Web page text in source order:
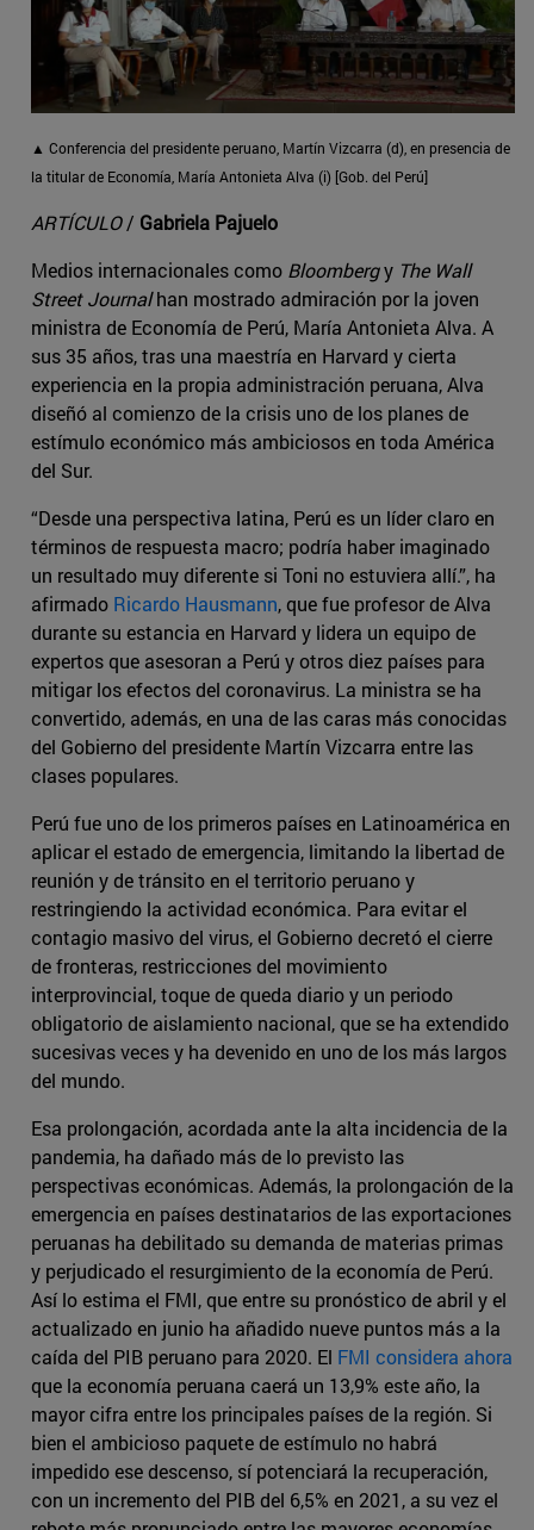
▲ Conferencia del presidente peruano, Martín Vizcarra (d), en presencia de
la titular de Economía, María Antonieta Alva (i) [Gob. del Perú]
ARTÍCULO/ Gabriela Pajuelo
Medios internacionales como Bloombergy The Wall
Street Journalhan mostrado admiración por la joven
ministra de Economía de Perú, María Antonieta Alva. A
sus 35 años, tras una maestría en Harvard y cierta
experiencia en la propia administración peruana, Alva
diseñó al comienzo de la crisis uno de los planes de
estímulo económico más ambiciosos en toda América
del Sur.
“Desde una perspectiva latina, Perú es un líder claro en
términos de respuesta macro; podría haber imaginado
un resultado muy diferente si Toni no estuviera allí.”, ha
afirmado Ricardo Hausmann, que fue profesor de Alva
durante su estancia en Harvard y lidera un equipo de
expertos que asesoran a Perú y otros diez países para
mitigar los efectos del coronavirus. La ministra se ha
convertido, además, en una de las caras más conocidas
del Gobierno del presidente Martín Vizcarra entre las
clases populares.
Perú fue uno de los primeros países en Latinoamérica en
aplicar el estado de emergencia, limitando la libertad de
reunión y de tránsito en el territorio peruano y
restringiendo la actividad económica. Para evitar el
contagio masivo del virus, el Gobierno decretó el cierre
de fronteras, restricciones del movimiento
interprovincial, toque de queda diario y un periodo
obligatorio de aislamiento nacional, que se ha extendido
sucesivas veces y ha devenido en uno de los más largos
del mundo.
Esa prolongación, acordada ante la alta incidencia de la
pandemia, ha dañado más de lo previsto las
perspectivas económicas. Además, la prolongación de la
emergencia en países destinatarios de las exportaciones
peruanas ha debilitado su demanda de materias primas
y perjudicado el resurgimiento de la economía de Perú.
Así lo estima el FMI, que entre su pronóstico de abril y el
actualizado en junio ha añadido nueve puntos más a la
caída del PIB peruano para 2020. El FMI considera ahora
que la economía peruana caerá un 13,9% este año, la
mayor cifra entre los principales países de la región. Si
bien el ambicioso paquete de estímulo no habrá
impedido ese descenso, sí potenciará la recuperación,
con un incremento del PIB del 6,5% en 2021, a su vez el